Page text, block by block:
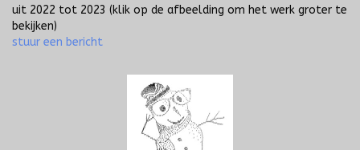
uit 2022 tot 2023 (klik op de afbeelding om het werk groter te
bekijken)
stuur een bericht